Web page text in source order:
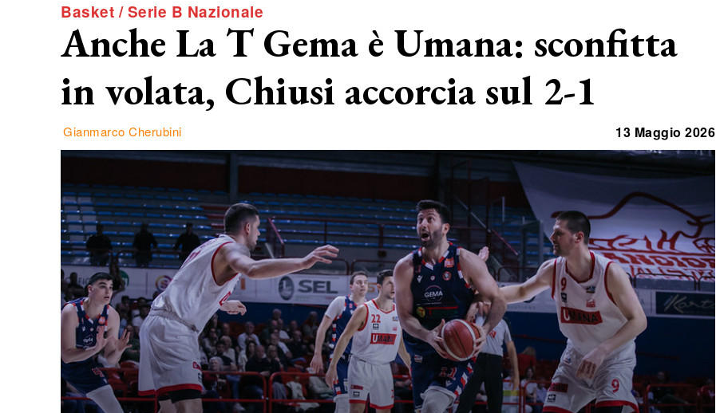
Basket / Serie B Nazionale
Anche La T Gema è Umana: sconfitta
in volata, Chiusi accorcia sul 2-1
Gianmarco Cherubini 13 Maggio 2026